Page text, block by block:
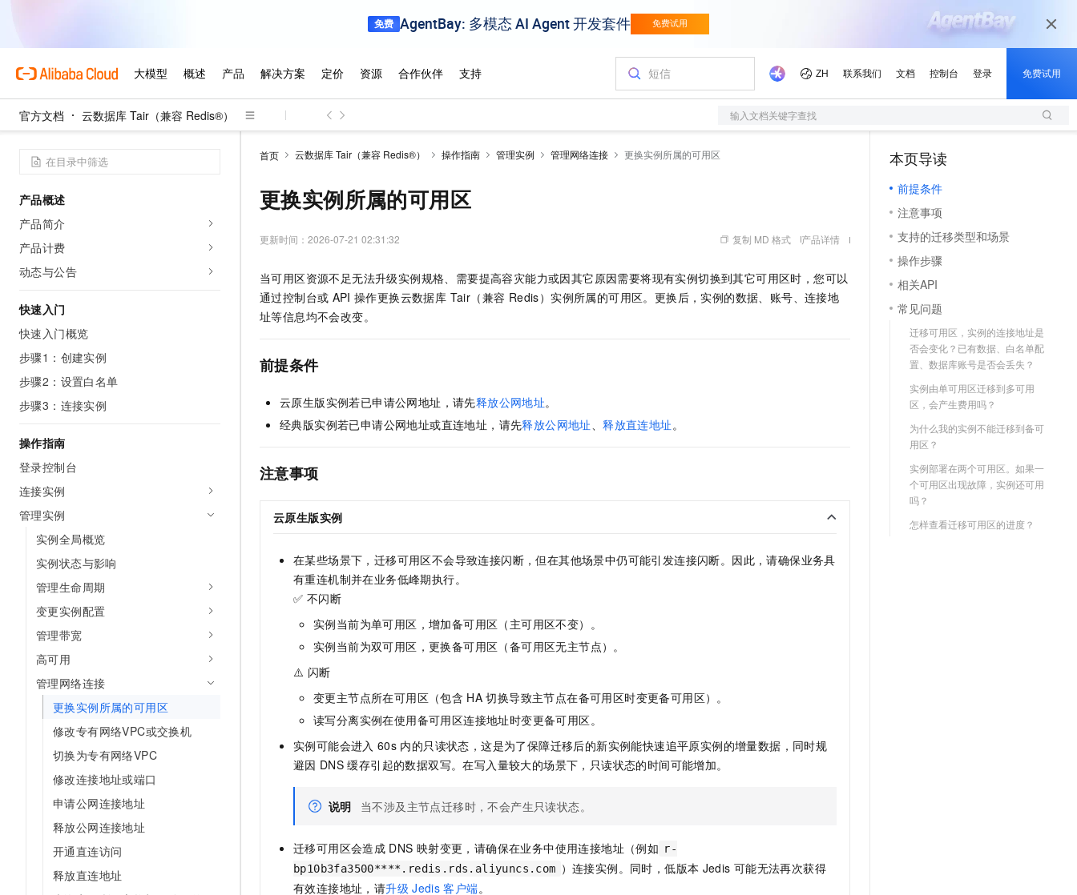
官方文档 云数据库 Tair（兼容 Redis®） 输入文档关键字查找
产品概述
产品简介
产品计费
动态与公告
快速入门
快速入门概览
步骤1：创建实例
步骤2：设置白名单
步骤3：连接实例
操作指南
登录控制台
连接实例
管理实例
实例全局概览
实例状态与影响
管理生命周期
变更实例配置
管理带宽
高可用
管理网络连接
更换实例所属的可用区
修改专有网络VPC或交换机
切换为专有网络VPC
修改连接地址或端口
申请公网连接地址
释放公网连接地址
开通直连访问
释放直连地址
首页 云数据库 Tair（兼容 Redis®） 操作指南 管理实例 管理网络连接 更换实例所属的可用区
更换实例所属的可用区
更新时间： 2026-07-21 02:31:32 复制 MD 格式 产品详情
当可用区资源不足无法升级实例规格、需要提高容灾能力或因其它原因需要将现有实例切换到其它可用区时，您可以
通过控制台或 API 操作更换云数据库 Tair（兼容 Redis） 实例所属的可用区。更换后，实例的数据、账号、连接地
址等信息均不会改变。
前提条件
云原生版实例若已申请公网地址，请先释放公网地址。
经典版实例若已申请公网地址或直连地址，请先释放公网地址、释放直连地址。
注意事项
云原生版实例
在某些场景下，迁移可用区不会导致连接闪断，但在其他场景中仍可能引发连接闪断。因此，请确保业务具
有重连机制并在业务低峰期执行。
✅ 不闪断
实例当前为单可用区，增加备可用区（主可用区不变）。
实例当前为双可用区，更换备可用区（备可用区无主节点）。
⚠️ 闪断
变更主节点所在可用区（包含 HA 切换导致主节点在备可用区时变更备可用区）。
读写分离实例在使用备可用区连接地址时变更备可用区。
实例可能会进入 60s 内的只读状态，这是为了保障迁移后的新实例能快速追平原实例的增量数据，同时规
避因 DNS 缓存引起的数据双写。在写入量较大的场景下，只读状态的时间可能增加。
说明 当不涉及主节点迁移时，不会产生只读状态。
迁移可用区会造成 DNS 映射变更，请确保在业务中使用连接地址（例如 r-
bp10b3fa3500****.redis.rds.aliyuncs.com ）连接实例。同时，低版本 Jedis 可能无法再次获得
有效连接地址，请升级 Jedis 客户端。
本页导读
前提条件
注意事项
支持的迁移类型和场景
操作步骤
相关API
常见问题
迁移可用区，实例的连接地址是
否会变化？已有数据、白名单配
置、数据库账号是否会丢失？
实例由单可用区迁移到多可用
区，会产生费用吗？
为什么我的实例不能迁移到备可
用区？
实例部署在两个可用区。如果一
个可用区出现故障，实例还可用
吗？
怎样查看迁移可用区的进度？